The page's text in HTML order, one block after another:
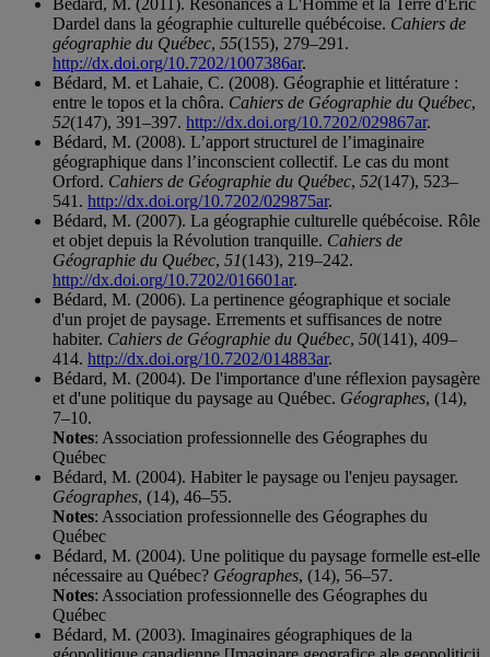
Bédard, M. (2011). Résonances à L'Homme et la Terre d'Éric
Dardel dans la géographie culturelle québécoise. Cahiers de
géographie du Québec, 55(155), 279–291.
http://dx.doi.org/10.7202/1007386ar.
Bédard, M. et Lahaie, C. (2008). Géographie et littérature :
entre le topos et la chôra. Cahiers de Géographie du Québec,
52(147), 391–397. http://dx.doi.org/10.7202/029867ar.
Bédard, M. (2008). L’apport structurel de l’imaginaire
géographique dans l’inconscient collectif. Le cas du mont
Orford. Cahiers de Géographie du Québec, 52(147), 523–
541. http://dx.doi.org/10.7202/029875ar.
Bédard, M. (2007). La géographie culturelle québécoise. Rôle
et objet depuis la Révolution tranquille. Cahiers de
Géographie du Québec, 51(143), 219–242.
http://dx.doi.org/10.7202/016601ar.
Bédard, M. (2006). La pertinence géographique et sociale
d'un projet de paysage. Errements et suffisances de notre
habiter. Cahiers de Géographie du Québec, 50(141), 409–
414. http://dx.doi.org/10.7202/014883ar.
Bédard, M. (2004). De l'importance d'une réflexion paysagère
et d'une politique du paysage au Québec. Géographes, (14),
7–10.
Notes: Association professionnelle des Géographes du
Québec
Bédard, M. (2004). Habiter le paysage ou l'enjeu paysager.
Géographes, (14), 46–55.
Notes: Association professionnelle des Géographes du
Québec
Bédard, M. (2004). Une politique du paysage formelle est-elle
nécessaire au Québec? Géographes, (14), 56–57.
Notes: Association professionnelle des Géographes du
Québec
Bédard, M. (2003). Imaginaires géographiques de la